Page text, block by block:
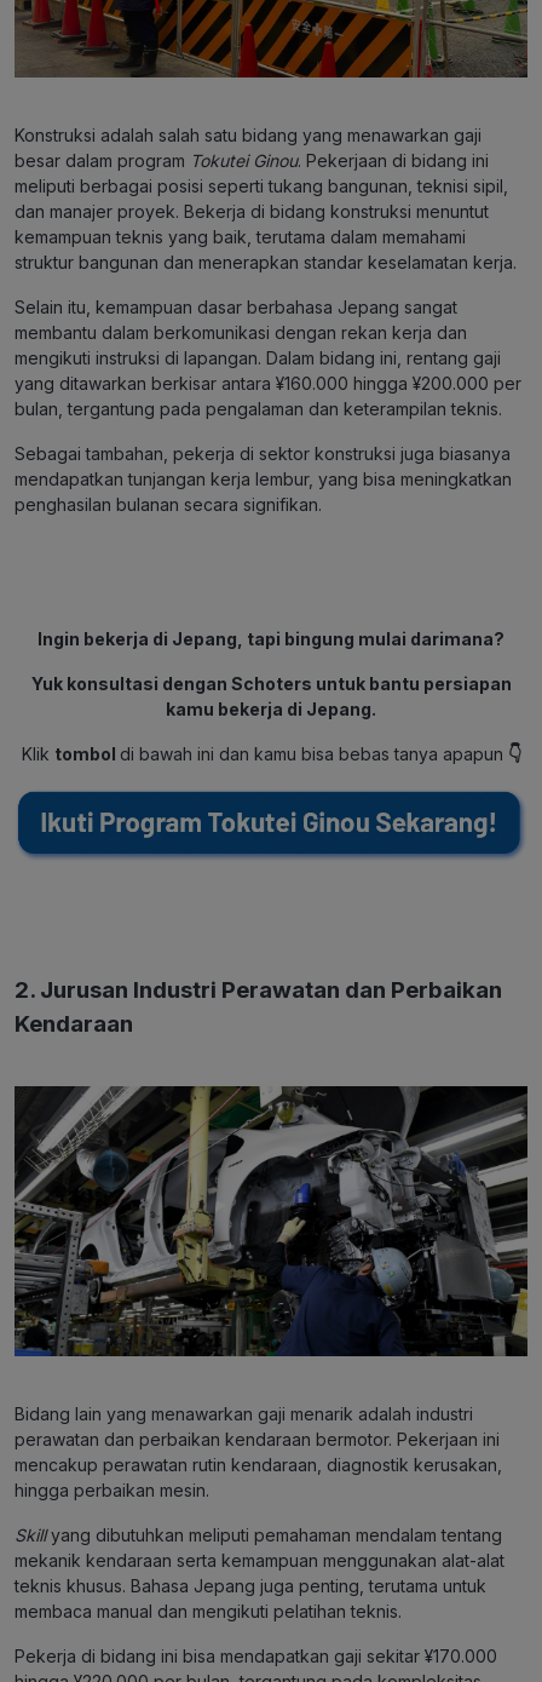
Konstruksi adalah salah satu bidang yang menawarkan gaji
besar dalam program Tokutei Ginou. Pekerjaan di bidang ini
meliputi berbagai posisi seperti tukang bangunan, teknisi sipil,
dan manajer proyek. Bekerja di bidang konstruksi menuntut
kemampuan teknis yang baik, terutama dalam memahami
struktur bangunan dan menerapkan standar keselamatan kerja.
Selain itu, kemampuan dasar berbahasa Jepang sangat
membantu dalam berkomunikasi dengan rekan kerja dan
mengikuti instruksi di lapangan. Dalam bidang ini, rentang gaji
yang ditawarkan berkisar antara ¥160.000 hingga ¥200.000 per
bulan, tergantung pada pengalaman dan keterampilan teknis​.
Sebagai tambahan, pekerja di sektor konstruksi juga biasanya
mendapatkan tunjangan kerja lembur, yang bisa meningkatkan
penghasilan bulanan secara signifikan.
Ingin bekerja di Jepang, tapi bingung mulai darimana?
Yuk konsultasi dengan Schoters untuk bantu persiapan
kamu bekerja di Jepang.
Klik tombol di bawah ini dan kamu bisa bebas tanya apapun 👇
2. Jurusan Industri Perawatan dan Perbaikan
Kendaraan
Bidang lain yang menawarkan gaji menarik adalah industri
perawatan dan perbaikan kendaraan bermotor. Pekerjaan ini
mencakup perawatan rutin kendaraan, diagnostik kerusakan,
hingga perbaikan mesin.
Skillyang dibutuhkan meliputi pemahaman mendalam tentang
mekanik kendaraan serta kemampuan menggunakan alat-alat
teknis khusus. Bahasa Jepang juga penting, terutama untuk
membaca manual dan mengikuti pelatihan teknis.
Pekerja di bidang ini bisa mendapatkan gaji sekitar ¥170.000